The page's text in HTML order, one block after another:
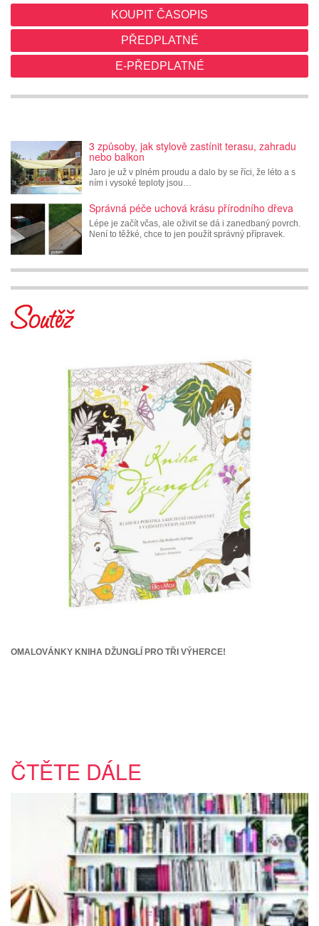
KOUPIT ČASOPIS
PŘEDPLATNÉ
E-PŘEDPLATNÉ
3 způsoby, jak stylově zastínit terasu, zahradu
nebo balkon
Jaro je už v plném proudu a dalo by se říci, že léto a s
ním i vysoké teploty jsou…
Správná péče uchová krásu přírodního dřeva
Lépe je začít včas, ale oživit se dá i zanedbaný povrch.
Není to těžké, chce to jen použít správný přípravek.
OMALOVÁNKY KNIHA DŽUNGLÍ PRO TŘI VÝHERCE!
ČTĚTE DÁLE